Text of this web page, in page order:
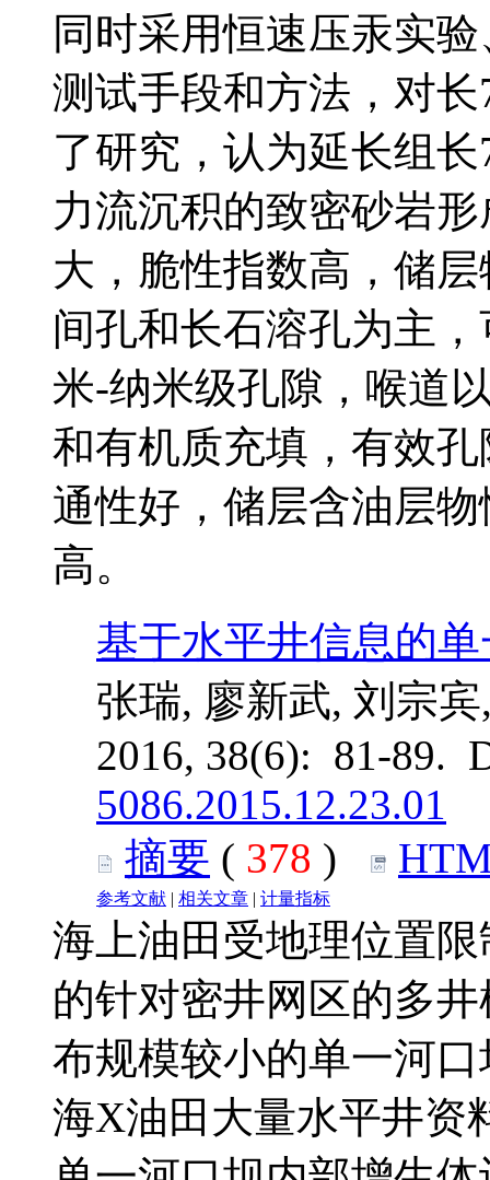
同时采用恒速压汞实
测试手段和方法，对
了研究，认为延长组
力流沉积的致密砂岩
大，脆性指数高，储
间孔和长石溶孔为主
米-纳米级孔隙，喉道
和有机质充填，有效
通性好，储层含油层
高。
基于水平井信息的
张瑞, 廖新武, 刘宗
2016, 38(6): 81-89.
5086.2015.12.23.01
摘要 ( 378 )
参考文献 | 相关文章 | 计量指标
海上油田受地理位置
的针对密井网区的多
布规模较小的单一河
海X油田大量水平井资